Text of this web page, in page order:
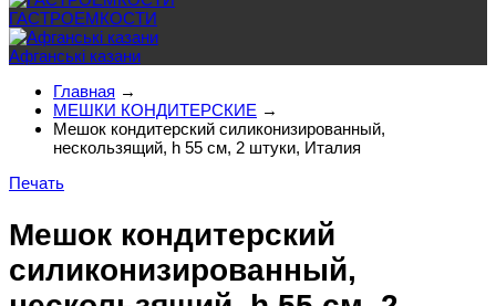
ГАСТРОЕМКОСТИ
Афганські казани
Главная →
МЕШКИ КОНДИТЕРСКИЕ →
Мешок кондитерский силиконизированный,
нескользящий, h 55 см, 2 штуки, Италия
Печать
Мешок кондитерский
силиконизированный,